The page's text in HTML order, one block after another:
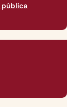
pública